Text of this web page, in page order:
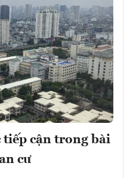
cận trong bài
cư